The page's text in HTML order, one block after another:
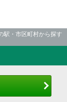
駅・市区町村から探す